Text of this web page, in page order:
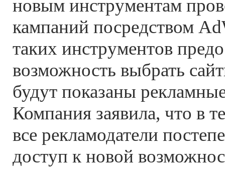
новым инструментам
кампаний посредством
таких инструментов
возможность выбрать
будут показаны
Компания заявила, что в
все рекламодатели
доступ к новой